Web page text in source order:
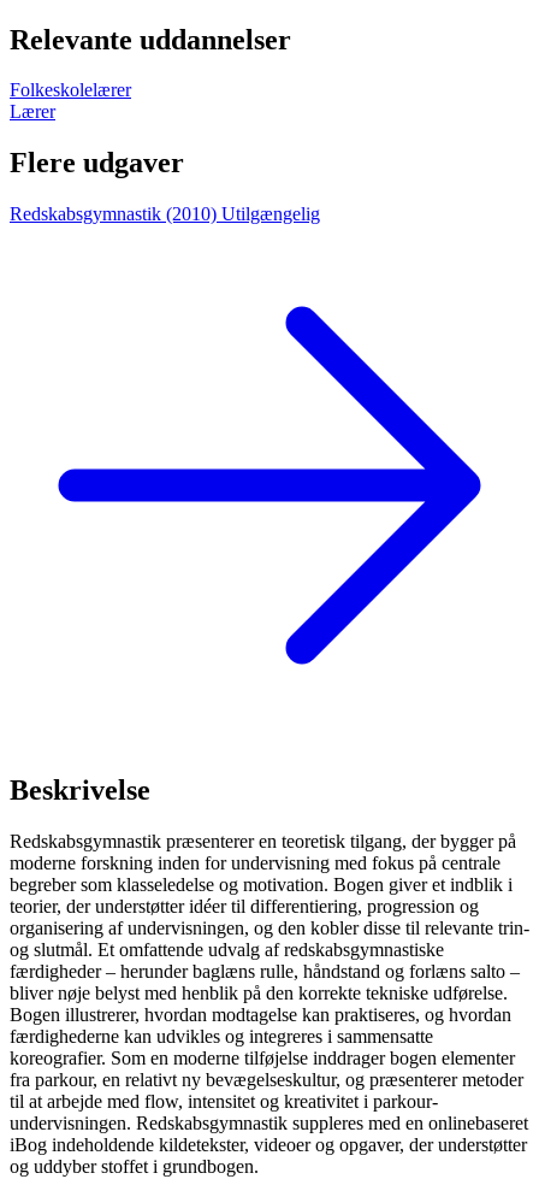
Relevante uddannelser
Folkeskolelærer
Lærer
Flere udgaver
Redskabsgymnastik (2010) Utilgængelig
Beskrivelse
Redskabsgymnastik præsenterer en teoretisk tilgang, der bygger på
moderne forskning inden for undervisning med fokus på centrale
begreber som klasseledelse og motivation. Bogen giver et indblik i
teorier, der understøtter idéer til differentiering, progression og
organisering af undervisningen, og den kobler disse til relevante trin-
og slutmål. Et omfattende udvalg af redskabsgymnastiske
færdigheder – herunder baglæns rulle, håndstand og forlæns salto –
bliver nøje belyst med henblik på den korrekte tekniske udførelse.
Bogen illustrerer, hvordan modtagelse kan praktiseres, og hvordan
færdighederne kan udvikles og integreres i sammensatte
koreografier. Som en moderne tilføjelse inddrager bogen elementer
fra parkour, en relativt ny bevægelseskultur, og præsenterer metoder
til at arbejde med flow, intensitet og kreativitet i parkour-
undervisningen. Redskabsgymnastik suppleres med en onlinebaseret
iBog indeholdende kildetekster, videoer og opgaver, der understøtter
og uddyber stoffet i grundbogen.